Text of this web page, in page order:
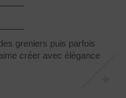
greniers puis parfois
créer avec élégance